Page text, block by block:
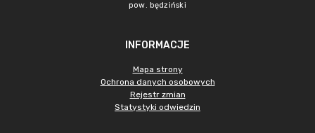
pow. będziński
INFORMACJE
Mapa strony
Ochrona danych osobowych
Rejestr zmian
Statystyki odwiedzin